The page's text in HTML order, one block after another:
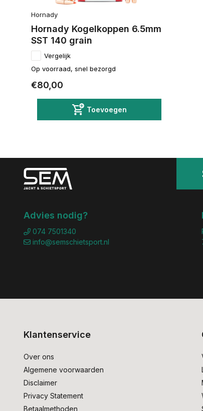
Hornady
Hornady Kogelkoppen 6.5mm
SST 140 grain
Vergelijk
Op voorraad, snel bezorgd
€80,00
Toevoegen
Advies nodig?
074 7501340
info@semschietsport.nl
Klantenservice
Over ons
Algemene voorwaarden
Disclaimer
Privacy Statement
Betaalmethoden